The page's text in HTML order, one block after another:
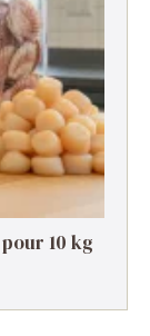
10 kg